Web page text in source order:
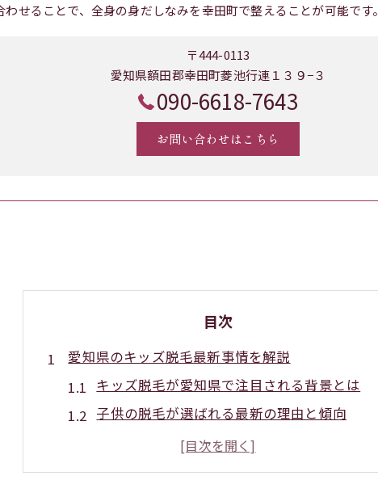
わせることで、全身の身だしなみを幸田町で整えることが可能です。
〒444-0113
愛知県額田郡幸田町菱池行連１３９−３
090-6618-7643
お問い合わせはこちら
目次
愛知県のキッズ脱毛最新事情を解説
キッズ脱毛が愛知県で注目される背景とは
子供の脱毛が選ばれる最新の理由と傾向
キッズ脱毛の普及と医療脱毛の現状解説
名古屋で人気のキッズ脱毛サービス事情